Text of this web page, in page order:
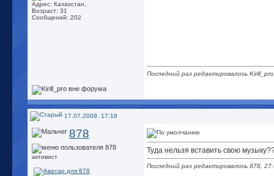
Адрес: Казахстан,
Возраст: 31
Сообщений: 202
Последний раз редактировалось
17.07.2009, 17:18
878
активист
Туда нельзя вставить свою
Последний раз редактировалось 878,